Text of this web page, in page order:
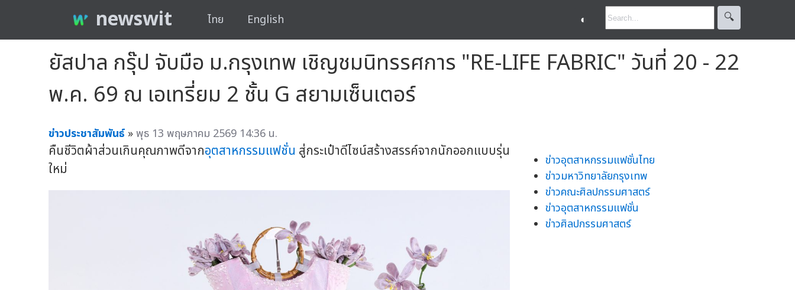
newswit ไทย English ◐ 🔍︎
ยัสปาล กรุ๊ป จับมือ ม.กรุงเทพ เชิญชมนิทรรศการ "RE-LIFE FABRIC" วันที่ 20 - 22
พ.ค. 69 ณ เอเทรี่ยม 2 ชั้น G สยามเซ็นเตอร์
ข่าวประชาสัมพันธ์ »พุธ 13 พฤษภาคม 2569 14:36 น.
คืนชีวิตผ้าส่วนเกินคุณภาพดีจากอุตสาหกรรมแฟชั่น สู่กระเป๋าดีไซน์สร้างสรรค์จากนักออกแบบรุ่น
ใหม่
ข่าวอุตสาหกรรมแฟชั่นไทย
ข่าวมหาวิทยาลัยกรุงเทพ
ข่าวคณะศิลปกรรมศาสตร์
ข่าวอุตสาหกรรมแฟชั่น
ข่าวศิลปกรรมศาสตร์